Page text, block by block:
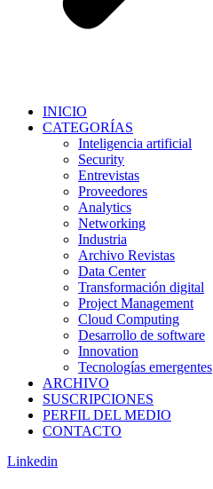
INICIO
CATEGORÍAS
Inteligencia artificial
Security
Entrevistas
Proveedores
Analytics
Networking
Industria
Archivo Revistas
Data Center
Transformación digital
Project Management
Cloud Computing
Desarrollo de software
Innovation
Tecnologías emergentes
ARCHIVO
SUSCRIPCIONES
PERFIL DEL MEDIO
CONTACTO
Linkedin